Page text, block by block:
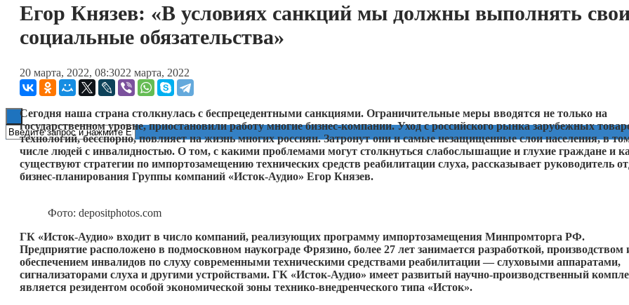
Технологии
Книги
Егор Князев: «В условиях санкций мы должны выполнять
социальные обязательства»
20 марта, 2022, 08:3022 марта, 2022
Сегодня наша страна столкнулась с беспрецедентными санкциями. Ограничительные меры вводятся не только на
государственном уровне, приостановили работу многие бизнес-компании. Уход с российского рынка зарубежных
технологий, бесспорно, повлияет на жизнь многих россиян. Затронут они и самые незащищенные слои населения, в
числе людей с инвалидностью. О том, с какими проблемами могут столкнуться слабослышащие и глухие граждане и
существуют стратегии по импортозамещению технических средств реабилитации слуха, рассказывает руководитель
бизнес-планирования Группы компаний «Исток-Аудио» Егор Князев.
Фото: depositphotos.com
ГК «Исток-Аудио» входит в число компаний, реализующих программу импортозамещения Минпромторга РФ.
Предприятие расположено в подмосковном наукограде Фрязино, более 27 лет занимается разработкой, производством
обеспечением инвалидов по слуху современными техническими средствами реабилитации — слуховыми аппаратами,
сигнализаторами слуха и другими устройствами. ГК «Исток-Аудио» имеет развитый научно-производственный
является резидентом особой экономической зоны технико-внедренческого типа «Исток».